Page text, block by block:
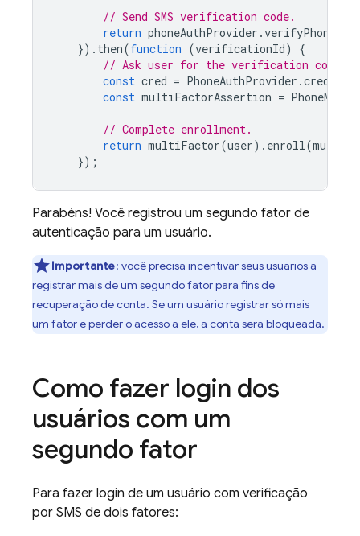
// Send SMS verification code.
return phoneAuthProvider .
}). then(function (verificationId)
{
// Ask user for the verification code.
const cred = PhoneAuthProvider .
const multiFactorAssertion =
// Complete enrollment.
return multiFactor(user). enroll(
});
Parabéns! Você registrou um segundo fator de
autenticação para um usuário.
Importante: você precisa incentivar seus usuários a
registrar mais de um segundo fator para fins de
recuperação de conta. Se um usuário registrar só mais
um fator e perder o acesso a ele, a conta será bloqueada.
Como fazer login dos
usuários com um
segundo fator
Para fazer login de um usuário com verificação
por SMS de dois fatores: